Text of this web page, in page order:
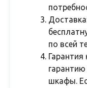
по всей
шкафы.